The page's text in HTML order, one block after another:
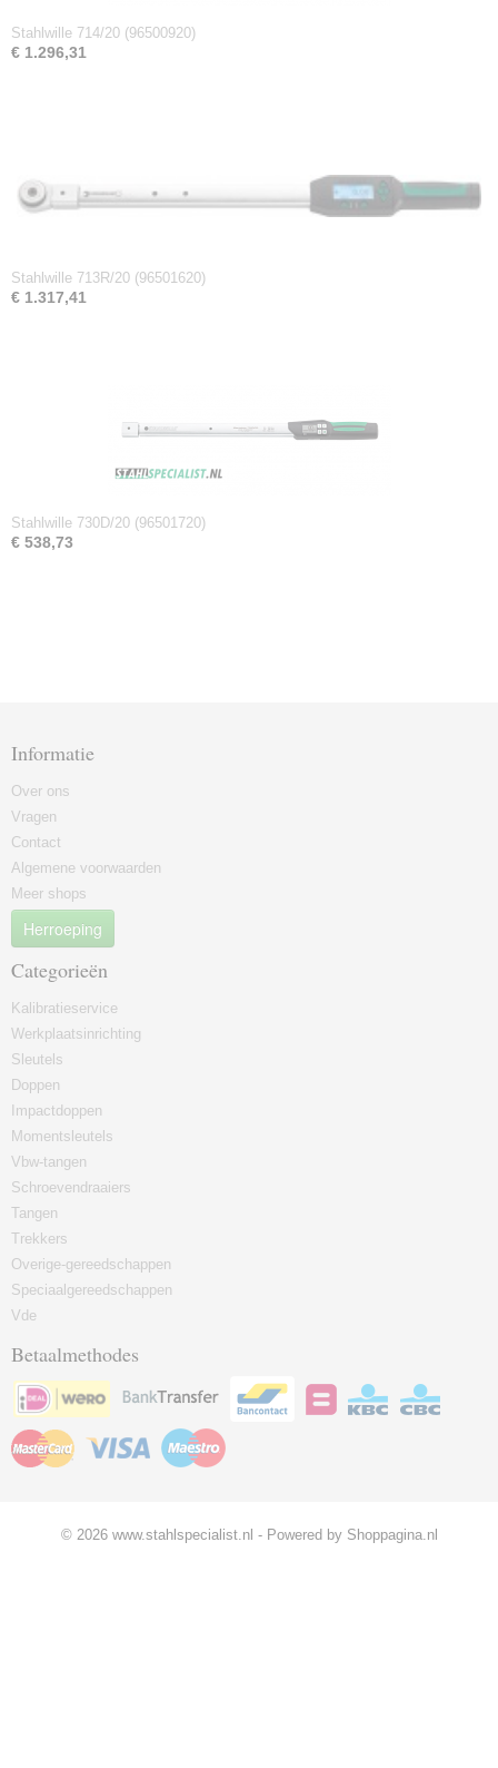
Stahlwille 714/20 (96500920)
€ 1.296,31
Stahlwille 713R/20 (96501620)
€ 1.317,41
Stahlwille 730D/20 (96501720)
€ 538,73
Informatie
Over ons
Vragen
Contact
Algemene voorwaarden
Meer shops
Herroeping
Categorieën
Kalibratieservice
Werkplaatsinrichting
Sleutels
Doppen
Impactdoppen
Momentsleutels
Vbw-tangen
Schroevendraaiers
Tangen
Trekkers
Overige-gereedschappen
Speciaalgereedschappen
Vde
Betaalmethodes
© 2026 www.stahlspecialist.nl - Powered by Shoppagina.nl